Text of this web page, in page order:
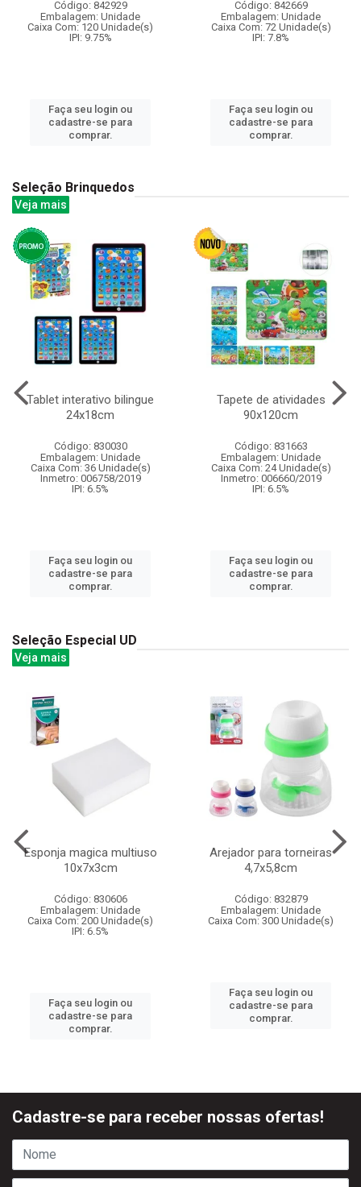
Código: 842929
Embalagem: Unidade
Caixa Com: 120 Unidade(s)
IPI: 9.75%
Faça seu login ou
cadastre-se para
comprar.
Código: 842669
Embalagem: Unidade
Caixa Com: 72 Unidade(s)
IPI: 7.8%
Faça seu login ou
cadastre-se para
comprar.
Seleção Brinquedos
Veja mais
Tablet interativo bilingue
24x18cm
Código: 830030
Embalagem: Unidade
Caixa Com: 36 Unidade(s)
Inmetro: 006758/2019
IPI: 6.5%
Faça seu login ou
cadastre-se para
comprar.
Tapete de atividades
90x120cm
Código: 831663
Embalagem: Unidade
Caixa Com: 24 Unidade(s)
Inmetro: 006660/2019
IPI: 6.5%
Faça seu login ou
cadastre-se para
comprar.
Seleção Especial UD
Veja mais
Esponja magica multiuso
10x7x3cm
Código: 830606
Embalagem: Unidade
Caixa Com: 200 Unidade(s)
IPI: 6.5%
Faça seu login ou
cadastre-se para
comprar.
Arejador para torneiras
4,7x5,8cm
Código: 832879
Embalagem: Unidade
Caixa Com: 300 Unidade(s)
Faça seu login ou
cadastre-se para
comprar.
Cadastre-se para receber nossas ofertas!